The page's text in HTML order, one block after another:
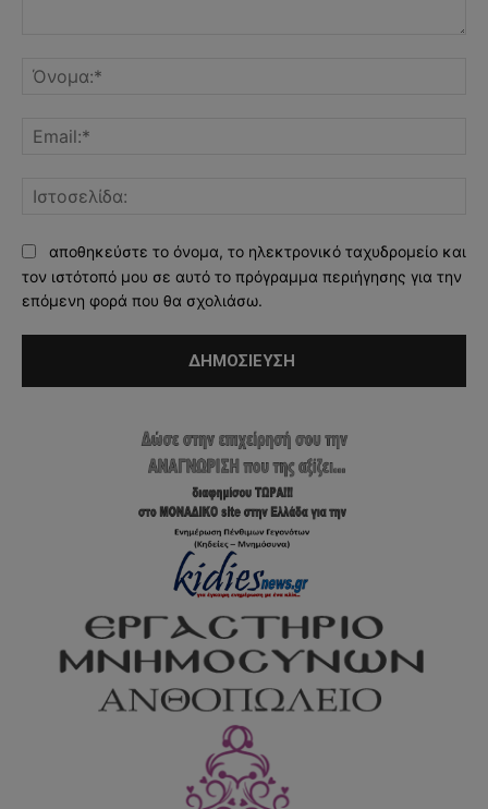
αποθηκεύστε το όνομα, το ηλεκτρονικό ταχυδρομείο και
τον ιστότοπό μου σε αυτό το πρόγραμμα περιήγησης για την
επόμενη φορά που θα σχολιάσω.